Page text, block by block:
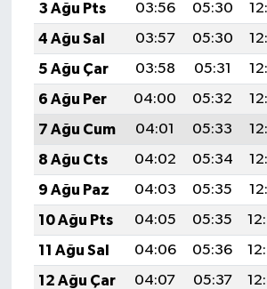
3 Ağu Pts
03:56 05:30
4 Ağu Sal
03:57 05:30
5 Ağu Çar
03:58 05:31
6 Ağu Per
04:00 05:32
7 Ağu Cum
04:01 05:33
8 Ağu Cts
04:02 05:34
9 Ağu Paz
04:03 05:35
10 Ağu Pts
04:05 05:35
11 Ağu Sal
04:06 05:36
12 Ağu Çar
04:07 05:37